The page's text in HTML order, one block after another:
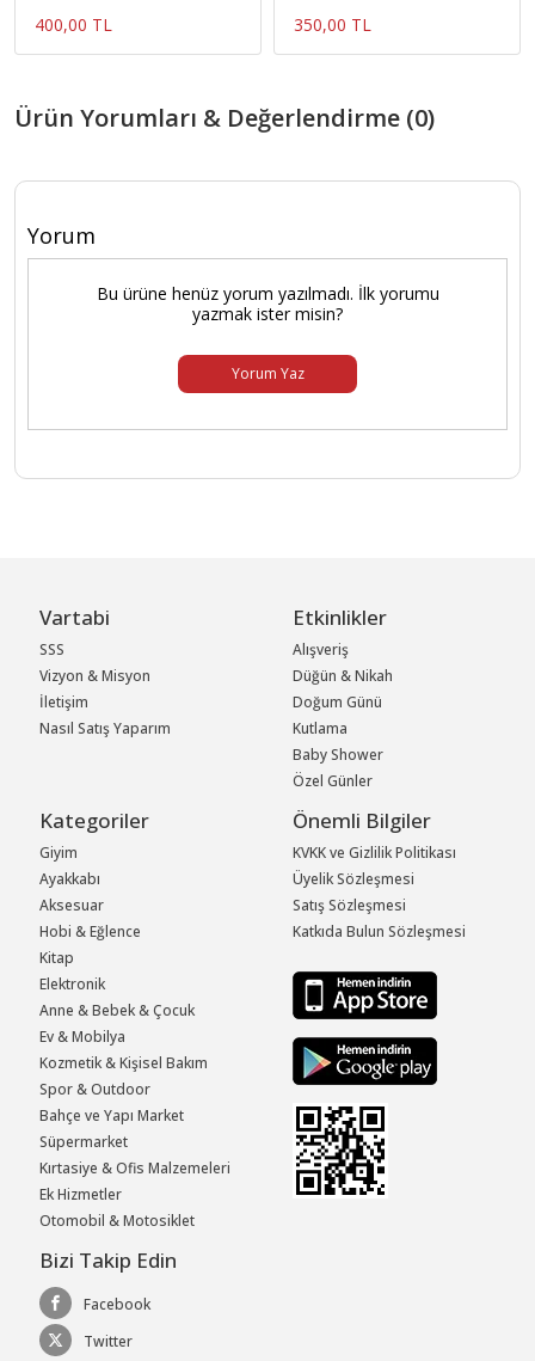
400,00 TL 350,00 TL
Ürün Yorumları & Değerlendirme (0)
Yorum
Bu ürüne henüz yorum yazılmadı. İlk yorumu
yazmak ister misin?
Yorum Yaz
Vartabi
SSS
Vizyon & Misyon
İletişim
Nasıl Satış Yaparım
Etkinlikler
Alışveriş
Düğün & Nikah
Doğum Günü
Kutlama
Baby Shower
Özel Günler
Kategoriler
Giyim
Ayakkabı
Aksesuar
Hobi & Eğlence
Kitap
Elektronik
Anne & Bebek & Çocuk
Ev & Mobilya
Kozmetik & Kişisel Bakım
Spor & Outdoor
Bahçe ve Yapı Market
Süpermarket
Kırtasiye & Ofis Malzemeleri
Ek Hizmetler
Otomobil & Motosiklet
Önemli Bilgiler
KVKK ve Gizlilik Politikası
Üyelik Sözleşmesi
Satış Sözleşmesi
Katkıda Bulun Sözleşmesi
Bizi Takip Edin
Facebook
Twitter